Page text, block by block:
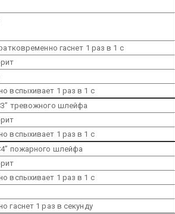
гаснет 1 раз в 1 с
вспыхивает 1 раз в 1 с
тревожного шлейфа
вспыхивает 1 раз в 1 с
пожарного шлейфа
вспыхивает 1 раз в 1 с
гаснет 1 раз в секунду